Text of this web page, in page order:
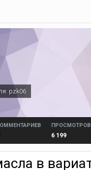
pzk06
ПРОСМОТРОВ
6 199
в